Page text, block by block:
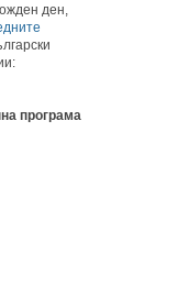
ден,
програма